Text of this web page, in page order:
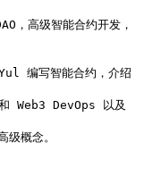
级智能合约开发，
写智能合约，介绍
DevOps 以及
概念。